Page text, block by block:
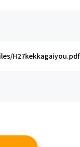
H27kekkagaiyou.pdf